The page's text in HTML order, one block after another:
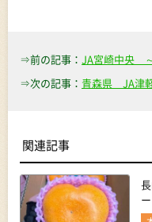
⇒前の記事： JA宮崎中央
⇒次の記事： 青森県 JA津
関連記事